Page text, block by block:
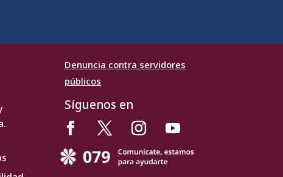
Denuncia contra servidores
públicos
Síguenos en